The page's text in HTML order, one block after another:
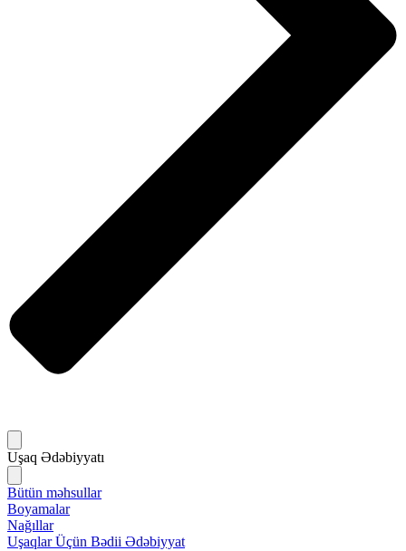
Uşaq Ədəbiyyatı
Bütün məhsullar
Boyamalar
Nağıllar
Uşaqlar Üçün Bədii Ədəbiyyat